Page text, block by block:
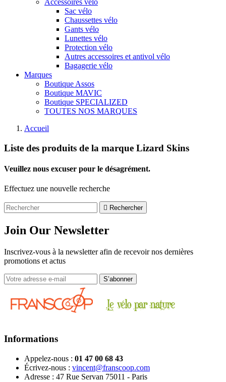
Accessoires vélo
Sac vélo
Chaussettes vélo
Gants vélo
Lunettes vélo
Protection vélo
Autres accessoires et antivol vélo
Bagagerie vélo
Marques
Boutique Assos
Boutique MAVIC
Boutique SPECIALIZED
TOUTES NOS MARQUES
Accueil
Liste des produits de la marque Lizard Skins
Veuillez nous excuser pour le désagrément.
Effectuez une nouvelle recherche
 Rechercher
Join Our Newsletter
Inscrivez-vous à la newsletter afin de recevoir nos dernières
promotions et actus
Informations
Appelez-nous : 01 47 00 68 43
Écrivez-nous : vincent@franscoop.com
Adresse : 47 Rue Servan 75011 - Paris